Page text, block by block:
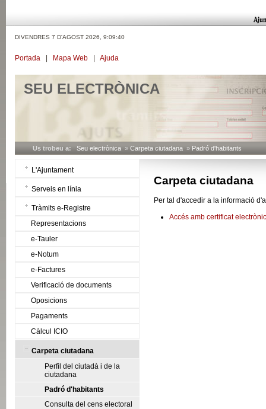
DIVENDRES 7 D'AGOST 2026, 9:09:40
Portada Mapa Web Ajuda
SEU ELECTRÒNICA
Us trobeu a: Seu electrònica » Carpeta ciutadana » Padró d'habitants
L'Ajuntament
Serveis en línia
Tràmits e-Registre
Representacions
e-Tauler
e-Notum
e-Factures
Verificació de documents
Oposicions
Pagaments
Càlcul ICIO
Carpeta ciutadana
Perfil del ciutadà i de la
ciutadana
Padró d'habitants
Consulta del cens electoral
Carpeta ciutadana
Per tal d'accedir a la informació
Accés amb certificat